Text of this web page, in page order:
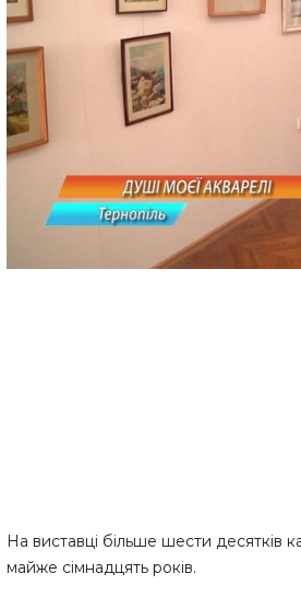
На виставці більше шести
майже сімнадцять років.